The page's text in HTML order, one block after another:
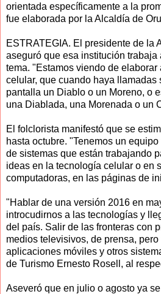
orientada específicamente a la
fue elaborada por la Alcaldía de
ESTRATEGIA. El presidente de la
aseguró que esa institución trabaja
tema. "Estamos viendo de
celular, que cuando haya llamadas
pantalla un Diablo o un Moreno, o
una Diablada, una Morenada o un
El folclorista manifestó que se
hasta octubre. "Tenemos un
de sistemas que están trabajando
ideas en la tecnología celular o en
computadoras, en las páginas de
"Hablar de una versión 2016 en
introcudirnos a las tecnologías y
del país. Salir de las fronteras con
medios televisivos, de prensa,
aplicaciones móviles y otros
de Turismo Ernesto Rosell, al
Aseveró que en julio o agosto ya